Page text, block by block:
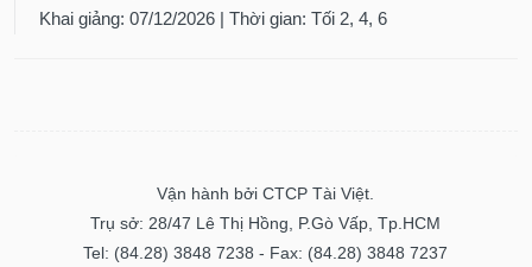
Khai giảng: 07/12/2026 | Thời gian: Tối 2, 4, 6
Vận hành bởi CTCP Tài Việt.
Trụ sở: 28/47 Lê Thị Hồng, P.Gò Vấp, Tp.HCM
Tel: (84.28) 3848 7238 - Fax: (84.28) 3848 7237